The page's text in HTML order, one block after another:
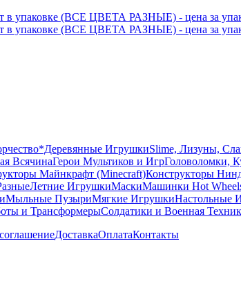
*Деревянные ИгрушкиSlime, Лизуны,
ВсячинаГерои Мультиков и ИгрГоловоломки,
Майнкрафт (Minecraft)Конструкторы
Летние ИгрушкиМаскиМашинки Hot
Мыльные ПузыриМягкие ИгрушкиНастольные
и ТрансформерыСолдатики и Военная
ДоставкаОплатаКонтакты